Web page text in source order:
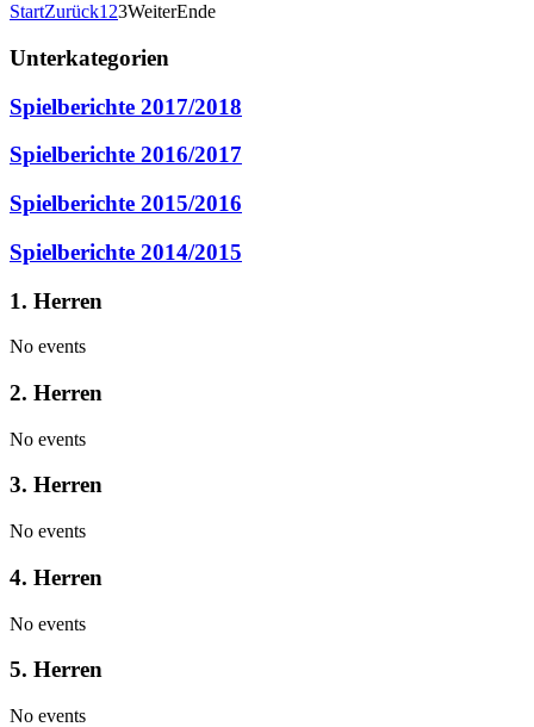
StartZurück1 23WeiterEnde
Unterkategorien
Spielberichte 2017/2018
Spielberichte 2016/2017
Spielberichte 2015/2016
Spielberichte 2014/2015
1. Herren
No events
2. Herren
No events
3. Herren
No events
4. Herren
No events
5. Herren
No events